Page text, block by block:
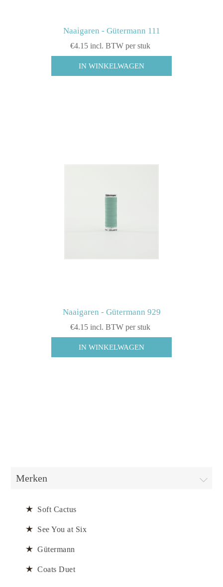
Naaigaren - Gütermann 111
€4.15 incl. BTW per stuk
Naaigaren - Gütermann 929
€4.15 incl. BTW per stuk
Merken
Soft Cactus
See You at Six
Gütermann
Coats Duet